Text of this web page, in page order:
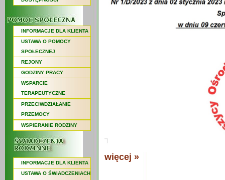
INFORMACJE DLA KLIENTA
USTAWA O POMOCY
SPOŁECZNEJ
REJONY
GODZINY PRACY
WSPARCIE
TERAPEUTYCZNE
PRZECIWDZIAŁANIE
PRZEMOCY
WSPIERANIE RODZINY
INFORMACJE DLA KLIENTA
USTAWA O ŚWIADCZENIACH
więcej »